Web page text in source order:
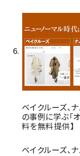
ベイクルーズ、
の事例に学ぶ「
料を無料提供】
ベイクルーズ、